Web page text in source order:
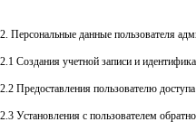
2. Персональные данные пользователя
2.1 Создания учетной записи и
2.2 Предоставления пользователю
2.3 Установления с пользователем